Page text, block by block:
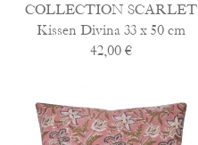
COLLECTION SCARLET
Kissen Divina 33 x 50 cm
42,00 €